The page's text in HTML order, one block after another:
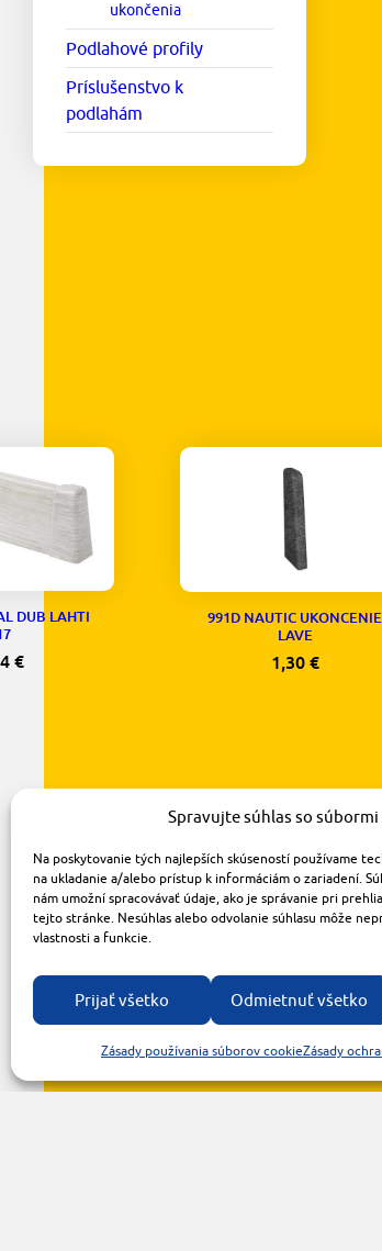
Spravujte súhlas so
Na poskytovanie tých najlepších skúseností používame
na ukladanie a/alebo prístup k informáciám o zariadení.
nám umožní spracovávať údaje, ako je správanie pri
tejto stránke. Nesúhlas alebo odvolanie súhlasu môže
vlastnosti a funkcie.
Prijať všetko Odmietnuť všetko
Zásady používania súborov cookieZásady
ukončenia
Podlahové profily
Príslušenstvo k
podlahám
DUB LAHTI
€
991D NAUTIC UKONCENIE
LAVE
1,30 €